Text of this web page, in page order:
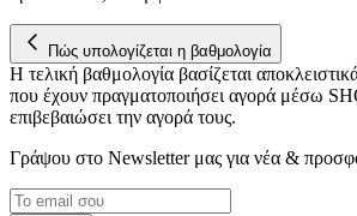
Πώς υπολογίζεται η βαθμολογία
Η τελική βαθμολογία βασίζεται
που έχουν πραγματοποιήσει αγορά μέσω
επιβεβαιώσει την αγορά τους.
Γράψου στο Νewsletter μας για νέα &